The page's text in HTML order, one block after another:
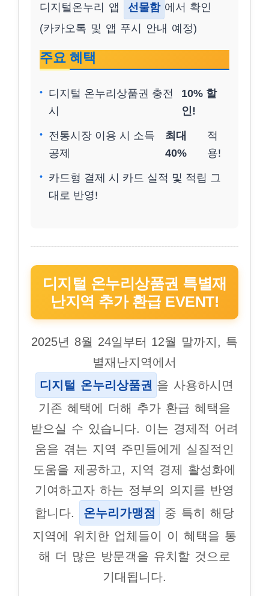
디지털온누리 앱 선물함 에서 확인
(카카오톡 및 앱 푸시 안내 예정)
주요 혜택
디지털 온누리상품권 충전
시
10% 할
인!
전통시장 이용 시 소득
공제
최대
40%
적
용!
카드형 결제 시 카드 실적 및 적립 그
대로 반영!
디지털 온누리상품권 특별재
난지역 추가 환급 EVENT!
2025년 8월 24일부터 12월 말까지, 특
별재난지역에서
디지털 온누리상품권 을 사용하시면
기존 혜택에 더해 추가 환급 혜택을
받으실 수 있습니다. 이는 경제적 어려
움을 겪는 지역 주민들에게 실질적인
도움을 제공하고, 지역 경제 활성화에
기여하고자 하는 정부의 의지를 반영
합니다.
온누리가맹점
중 특히 해당
지역에 위치한 업체들이 이 혜택을 통
해 더 많은 방문객을 유치할 것으로
기대됩니다.